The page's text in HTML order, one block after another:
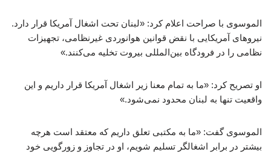
الموسوی با صراحت اعلام کرد: «لبنان تحت اشغال آمریکا قرار دارد.
نیروهای آمریکایی با نقض قوانین هوانوردی غیرنظامی، تجهیزات
نظامی را در فرودگاه بین‌المللی بیروت تخلیه می‌کنند.»
او تصریح کرد: «ما به تمام معنا زیر اشغال آمریکا قرار داریم و این
واقعیت تنها به لبنان محدود نمی‌شود.»
الموسوی گفت: «ما به مکتبی تعلق داریم که معتقد است هرچه
بیشتر در برابر اشغالگر تسلیم شویم، او در تجاوز و زورگویی خود